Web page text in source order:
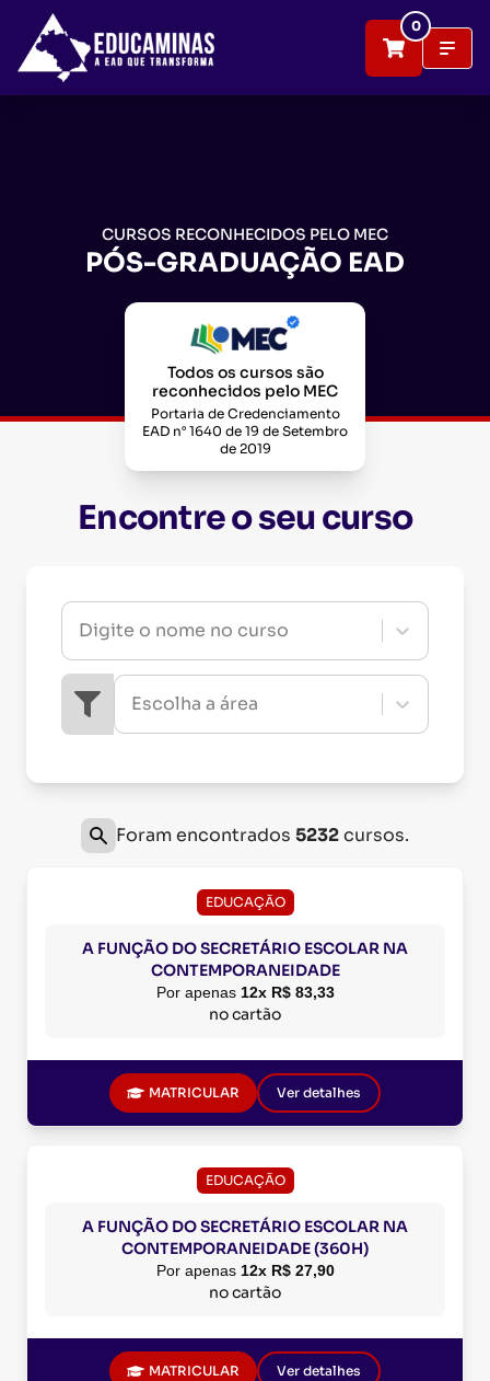
0
CURSOS RECONHECIDOS PELO MEC
PÓS-GRADUAÇÃO EAD
Todos os cursos são
reconhecidos pelo MEC
Portaria de Credenciamento
EAD n° 1640 de 19 de Setembro
de 2019
Encontre o seu curso
Digite o nome no curso
Escolha a área
Foram encontrados 5232cursos.
EDUCAÇÃO
A FUNÇÃO DO SECRETÁRIO ESCOLAR NA
CONTEMPORANEIDADE
Por apenas 12x R$ 83,33
no cartão
MATRICULAR Ver detalhes
EDUCAÇÃO
A FUNÇÃO DO SECRETÁRIO ESCOLAR NA
CONTEMPORANEIDADE (360H)
Por apenas 12x R$ 27,90
no cartão
MATRICULAR Ver detalhes